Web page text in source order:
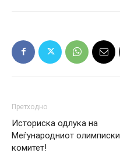
Претходно
Историска одлука на
Меѓународниот олимписки
комитет!